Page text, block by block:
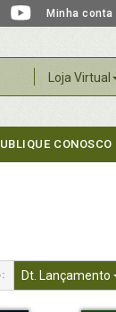
Minha conta
Loja Virtual
CONOSCO
Dt. Lançamento